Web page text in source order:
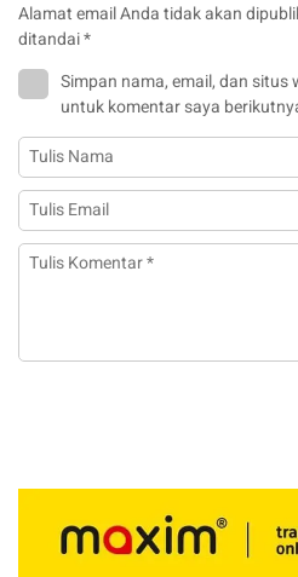
Alamat email Anda tidak akan
ditandai*
Simpan nama, email, dan
untuk komentar saya